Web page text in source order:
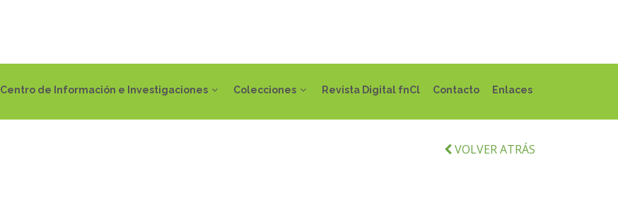
Centro de Información e Investigaciones Colecciones Revista Digital fnCl Contacto Enlaces
VOLVER ATRÁS